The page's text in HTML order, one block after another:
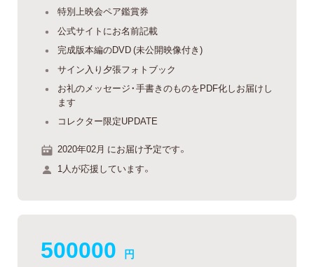
特別上映会ペア鑑賞券
公式サイトにお名前記載
完成版本編のDVD (未公開映像付き)
サイン入り夕張フォトブック
お礼のメッセージ・手書きのものをPDF化しお届けし
ます
コレクター限定UPDATE
2020年02月 にお届け予定です。
1人が応援しています。
500000 円